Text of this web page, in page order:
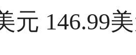
元 146.99